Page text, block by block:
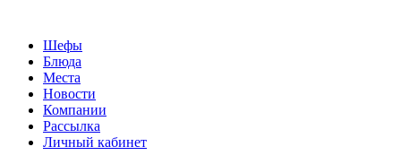
Шефы
Блюда
Места
Новости
Компании
Рассылка
Личный кабинет